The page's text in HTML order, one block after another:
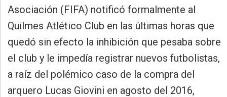
Provincia
Salud
Cultura
Asociación (FIFA) notificó formalmente al
Quilmes Atlético Club en las últimas horas que
quedó sin efecto la inhibición que pesaba sobre
el club y le impedía registrar nuevos futbolistas,
a raíz del polémico caso de la compra del
arquero Lucas Giovini en agosto del 2016,